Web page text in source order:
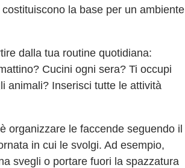
la base per un ambiente
dalla tua routine quotidiana:
Cucini ogni sera? Ti occupi
animali? Inserisci tutte le attività
organizzare le faccende seguendo il
in cui le svolgi. Ad esempio,
svegli o portare fuori la spazzatura